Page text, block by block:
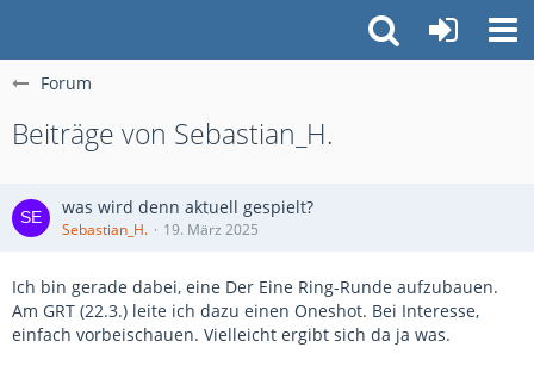
Forum
Beiträge von Sebastian_H.
was wird denn aktuell gespielt?
Sebastian_H. 19. März 2025
Ich bin gerade dabei, eine Der Eine Ring-Runde aufzubauen.
Am GRT (22.3.) leite ich dazu einen Oneshot. Bei Interesse,
einfach vorbeischauen. Vielleicht ergibt sich da ja was.